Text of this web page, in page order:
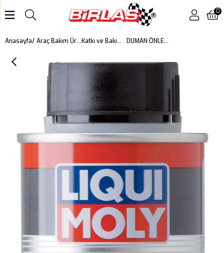
0
Anasayfa Araç Bakım Ürünleri Katkı ve Bakım Ürünleri DUMAN ÖNLEYİCİ YAĞ KATKISI 300ML